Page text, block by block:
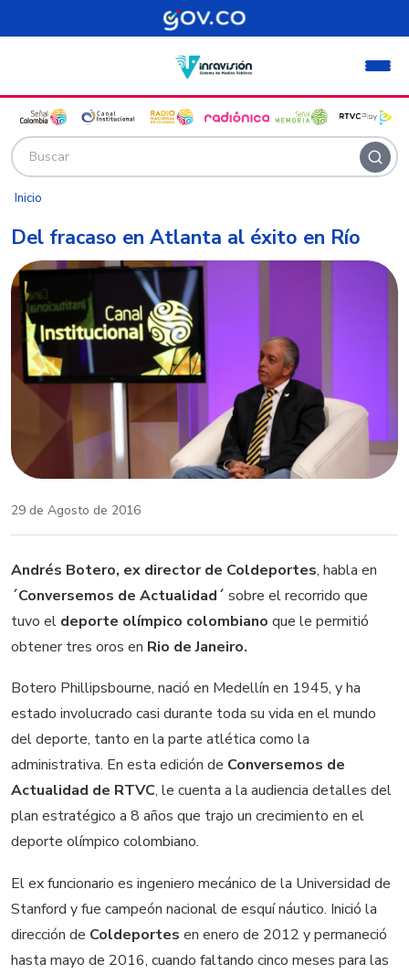
Pasar al contenido principal
Inicio
Del fracaso en Atlanta al éxito en Río
29 de Agosto de 2016
Andrés Botero, ex director de Coldeportes, habla en
´Conversemos de Actualidad´ sobre el recorrido que
tuvo el deporte olímpico colombiano que le permitió
obtener tres oros en Rio de Janeiro.
Botero Phillipsbourne, nació en Medellín en 1945, y ha
estado involucrado casi durante toda su vida en el mundo
del deporte, tanto en la parte atlética como la
administrativa. En esta edición de Conversemos de
Actualidad de RTVC, le cuenta a la audiencia detalles del
plan estratégico a 8 años que trajo un crecimiento en el
deporte olímpico colombiano.
El ex funcionario es ingeniero mecánico de la Universidad de
Stanford y fue campeón nacional de esquí náutico. Inició la
dirección de Coldeportes en enero de 2012 y permaneció
hasta mayo de 2016, cuando faltando cinco meses para las